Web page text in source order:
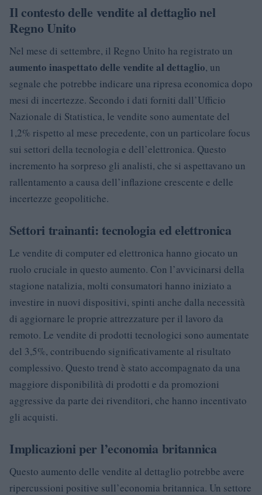
Il contesto delle vendite al dettaglio nel
Regno Unito
Nel mese di settembre, il Regno Unito ha registrato un
aumento inaspettato delle vendite al dettaglio, un
segnale che potrebbe indicare una ripresa economica dopo
mesi di incertezze. Secondo i dati forniti dall’Ufficio
Nazionale di Statistica, le vendite sono aumentate del
1,2% rispetto al mese precedente, con un particolare focus
sui settori della tecnologia e dell’elettronica. Questo
incremento ha sorpreso gli analisti, che si aspettavano un
rallentamento a causa dell’inflazione crescente e delle
incertezze geopolitiche.
Settori trainanti: tecnologia ed elettronica
Le vendite di computer ed elettronica hanno giocato un
ruolo cruciale in questo aumento. Con l’avvicinarsi della
stagione natalizia, molti consumatori hanno iniziato a
investire in nuovi dispositivi, spinti anche dalla necessità
di aggiornare le proprie attrezzature per il lavoro da
remoto. Le vendite di prodotti tecnologici sono aumentate
del 3,5%, contribuendo significativamente al risultato
complessivo. Questo trend è stato accompagnato da una
maggiore disponibilità di prodotti e da promozioni
aggressive da parte dei rivenditori, che hanno incentivato
gli acquisti.
Implicazioni per l’economia britannica
Questo aumento delle vendite al dettaglio potrebbe avere
ripercussioni positive sull’economia britannica. Un settore